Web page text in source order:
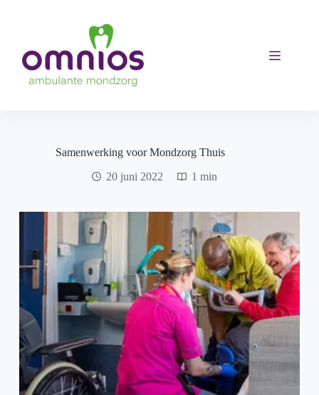
Samenwerking voor Mondzorg Thuis
20 juni 2022
1 min